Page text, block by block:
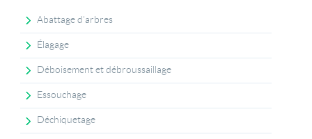
Abattage d'arbres
Élagage
Déboisement et débroussaillage
Essouchage
Déchiquetage